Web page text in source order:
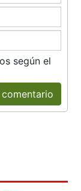
según el
comentario